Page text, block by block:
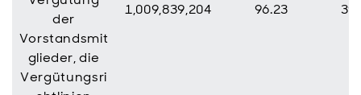
der
Vorstandsmit
glieder, die
Vergütungsri
1,009,839,204 96.23